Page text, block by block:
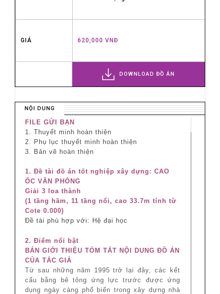
GIÁ 620,000 VNĐ
DOWNLOAD ĐỒ ÁN
NỘI DUNG
FILE GỬI BẠN
1. Thuyết minh hoàn thiện
2. Phụ lục thuyết minh hoàn thiện
3. Bản vẽ hoàn thiện
1. Đề tài đồ án tốt nghiệp xây dựng: CAO
ỐC VĂN PHÒNG
Giải 3 loa thành
(1 tầng hầm, 11 tầng nổi, cao 33.7m tính từ
Cote 0.000)
Đề tài phù hợp với: Hệ đại học
2. Điểm nổi bật
BẢN GIỚI THIỆU TÓM TẮT NỘI DUNG ĐỒ ÁN
CỦA TÁC GIẢ
Từ sau những năm 1995 trở lại đây, các kết
cấu bằng bê tông ứng lực trước được ứng
dụng ngày càng phổ biến trong xây dựng nhà